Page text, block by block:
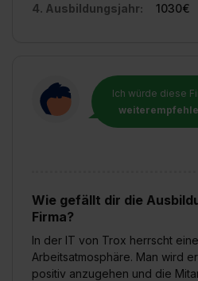
4. Ausbildungsjahr:
1030€
Ich würde diese
Wie gefällt dir die
Firma?
In der IT von Trox herrscht
Arbeitsatmosphäre. Man wird
positiv anzugehen und die